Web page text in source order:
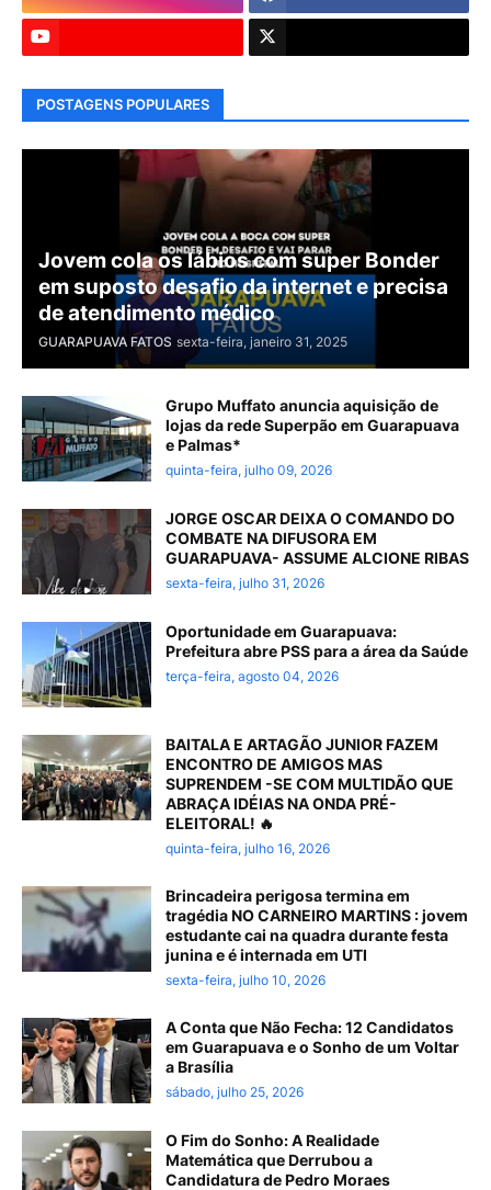
POSTAGENS POPULARES
Jovem cola os lábios com super Bonder
em suposto desafio da internet e precisa
de atendimento médico
GUARAPUAVA FATOS sexta-feira, janeiro 31, 2025
Grupo Muffato anuncia aquisição de
lojas da rede Superpão em Guarapuava
e Palmas*
quinta-feira, julho 09, 2026
JORGE OSCAR DEIXA O COMANDO DO
COMBATE NA DIFUSORA EM
GUARAPUAVA- ASSUME ALCIONE RIBAS
sexta-feira, julho 31, 2026
Oportunidade em Guarapuava:
Prefeitura abre PSS para a área da Saúde
terça-feira, agosto 04, 2026
BAITALA E ARTAGÃO JUNIOR FAZEM
ENCONTRO DE AMIGOS MAS
SUPRENDEM -SE COM MULTIDÃO QUE
ABRAÇA IDÉIAS NA ONDA PRÉ-
ELEITORAL! 🔥
quinta-feira, julho 16, 2026
Brincadeira perigosa termina em
tragédia NO CARNEIRO MARTINS : jovem
estudante cai na quadra durante festa
junina e é internada em UTI
sexta-feira, julho 10, 2026
A Conta que Não Fecha: 12 Candidatos
em Guarapuava e o Sonho de um Voltar
a Brasília
sábado, julho 25, 2026
O Fim do Sonho: A Realidade
Matemática que Derrubou a
Candidatura de Pedro Moraes